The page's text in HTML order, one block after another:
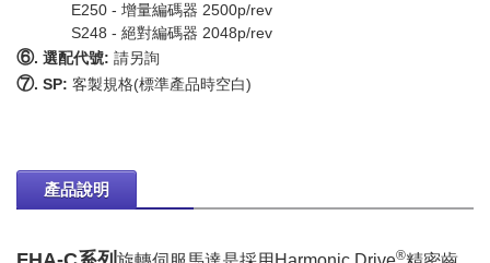
E250 - 增量編碼器 2500p/rev
S248 - 絕對編碼器 2048p/rev
⑥. 選配代號: 請另詢
⑦. SP: 客製規格(標準產品時空白)
產品說明
®